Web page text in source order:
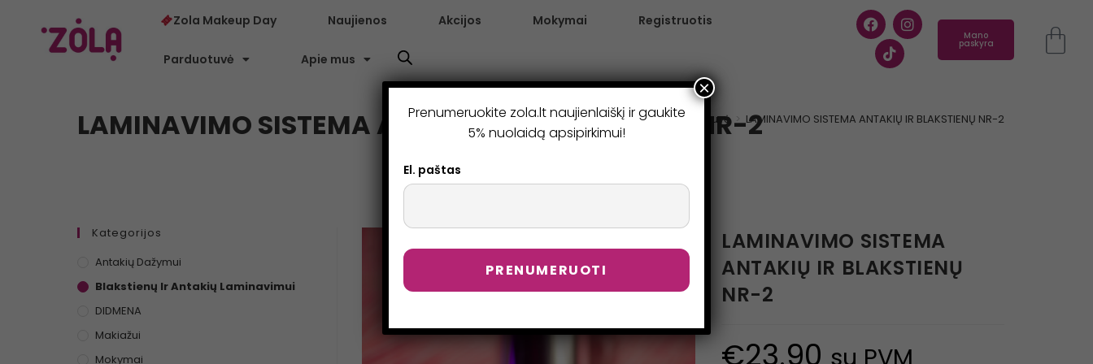
Zola Makeup Day Naujienos Akcijos Mokymai Registruotis
Parduotuvė Apie mus
Mano
paskyra
LAMINAVIMO SISTEMA ANTAKIŲ IR BLAKSTIENŲ NR-2
> Parduotuvė > LAMINAVIMO SISTEMA ANTAKIŲ IR BLAKSTIENŲ NR-2
LAMINAVIMO SISTEMA
ANTAKIŲ IR BLAKSTIENŲ
NR-2
€23.90 su PVM
Kategorijos
Antakių Dažymui
Blakstienų Ir Antakių Laminavimui
DIDMENA
Makiažui
Mokymai
Prenumeruokite zola.lt naujienlaiškį ir gaukite
5% nuolaidą apsipirkimui!
El. paštas
×